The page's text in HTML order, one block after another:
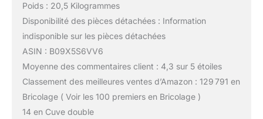
Poids : 20,5 Kilogrammes
Disponibilité des pièces détachées : Information
indisponible sur les pièces détachées
ASIN : B09X5S6VV6
Moyenne des commentaires client : 4,3 sur 5 étoiles
Classement des meilleures ventes d’Amazon : 129 791 en
Bricolage ( Voir les 100 premiers en Bricolage )
14 en Cuve double